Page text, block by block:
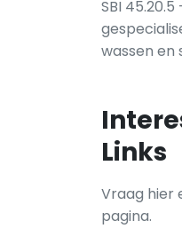
SBI
wassen en
Links
Vraag hier
pagina.